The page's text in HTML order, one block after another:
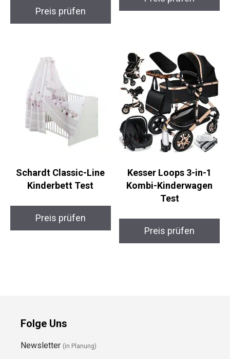
Preis prüfen
Schardt Classic-Line
Kinderbett Test
Preis prüfen
Kesser Loops 3-in-1
Kombi-Kinderwagen
Test
Preis prüfen
Folge Uns
Newsletter (in Planung)